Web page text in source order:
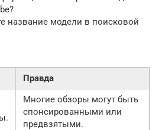
название модели в поисковой
Правда
Многие обзоры могут быть
спонсированными или
предвзятыми.